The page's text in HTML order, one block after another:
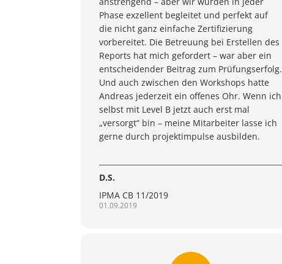
Phase exzellent begleitet und perfekt auf
die nicht ganz einfache Zertifizierung
vorbereitet. Die Betreuung bei Erstellen des
Reports hat mich gefordert – war aber ein
entscheidender Beitrag zum Prüfungserfolg.
Und auch zwischen den Workshops hatte
Andreas jederzeit ein offenes Ohr. Wenn ich
selbst mit Level B jetzt auch erst mal
„versorgt“ bin – meine Mitarbeiter lasse ich
gerne durch projektimpulse ausbilden.
D.S.
IPMA CB 11/2019
01.09.2019